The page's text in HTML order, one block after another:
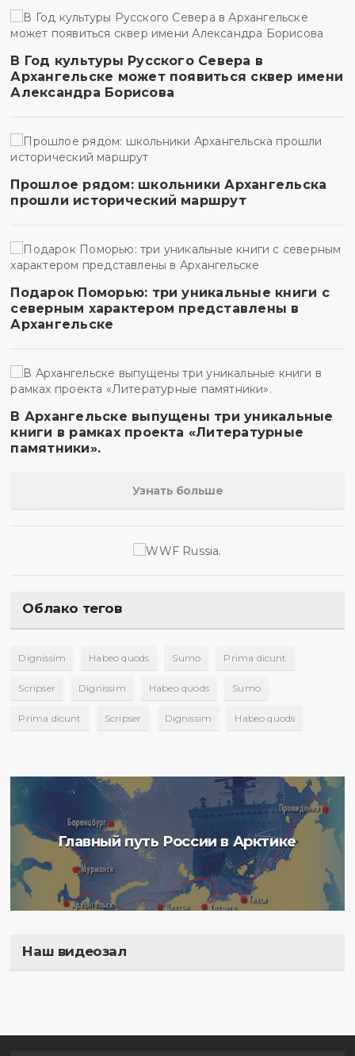
В Год культуры Русского Севера в
Архангельске может появиться сквер имени
Александра Борисова
Прошлое рядом: школьники Архангельска
прошли исторический маршрут
Подарок Поморью: три уникальные книги с
северным характером представлены в
Архангельске
В Архангельске выпущены три уникальные
книги в рамках проекта «Литературные
памятники».
Узнать больше
Облако тегов
Dignissim Habeo quods Sumo Prima dicunt
Scripser Dignissim Habeo quods Sumo
Prima dicunt Scripser Dignissim Habeo quods
Главный путь России в Арктике
Наш видеозал